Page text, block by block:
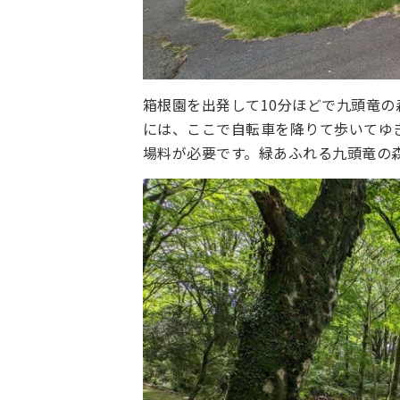
箱根園を出発して10分ほどで九頭竜
には、ここで自転車を降りて歩いて
場料が必要です。緑あふれる九頭竜